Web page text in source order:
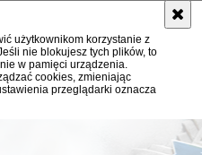
użytkownikom korzystanie z
nie blokujesz tych plików, to
w pamięci urządzenia.
cookies, zmieniając
przeglądarki oznacza